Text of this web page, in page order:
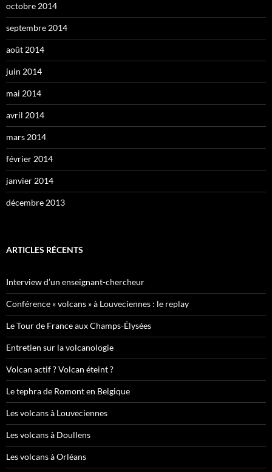
octobre 2014
septembre 2014
août 2014
juin 2014
mai 2014
avril 2014
mars 2014
février 2014
janvier 2014
décembre 2013
ARTICLES RÉCENTS
Interview d’un enseignant-chercheur
Conférence « volcans » à Louveciennes : le replay
Le Tour de France aux Champs-Élysées
Entretien sur la volcanologie
Volcan actif ? Volcan éteint ?
Le tephra de Romont en Belgique
Les volcans à Louveciennes
Les volcans à Doullens
Les volcans à Orléans